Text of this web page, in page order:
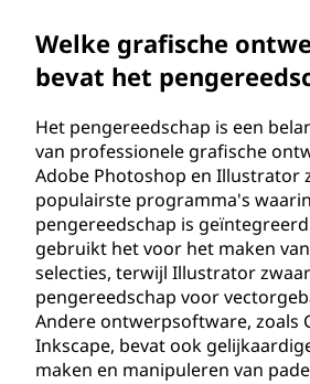
Welke grafische
bevat het
Het pengereedschap is een
van professionele grafische
Adobe Photoshop en Illustrator
populairste programma's
pengereedschap is
gebruikt het voor het maken
selecties, terwijl Illustrator
pengereedschap voor
Andere ontwerpsoftware, zoals
Inkscape, bevat ook
maken en manipuleren van